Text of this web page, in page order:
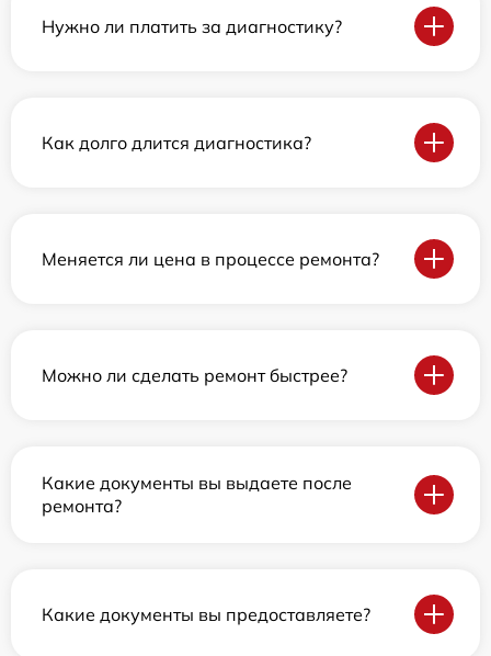
Нужно ли платить за диагностику?
Как долго длится диагностика?
Меняется ли цена в процессе ремонта?
Можно ли сделать ремонт быстрее?
Какие документы вы выдаете после
ремонта?
Какие документы вы предоставляете?